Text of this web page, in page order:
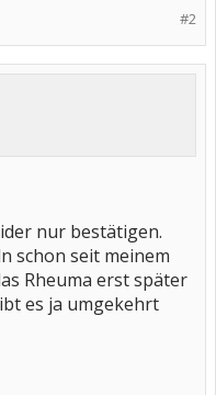
#2
nur bestätigen.
schon seit meinem
Rheuma erst später
es ja umgekehrt